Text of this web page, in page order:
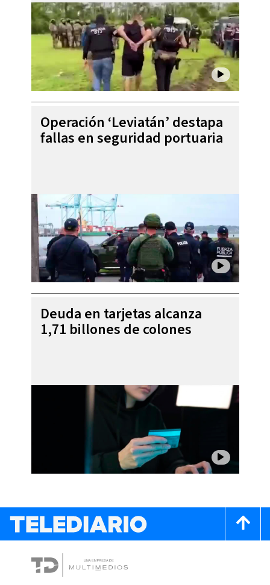
Operación ‘Leviatán’ destapa
fallas en seguridad portuaria
Deuda en tarjetas alcanza
1,71 billones de colones